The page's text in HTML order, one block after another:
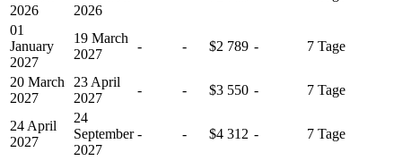
2026
2026
01
January
2027
19 March
2027
- - $2 789 - 7 Tage
20 March
2027
23 April
2027
- - $3 550 - 7 Tage
24 April
2027
24
September
2027
- - $4 312 - 7 Tage